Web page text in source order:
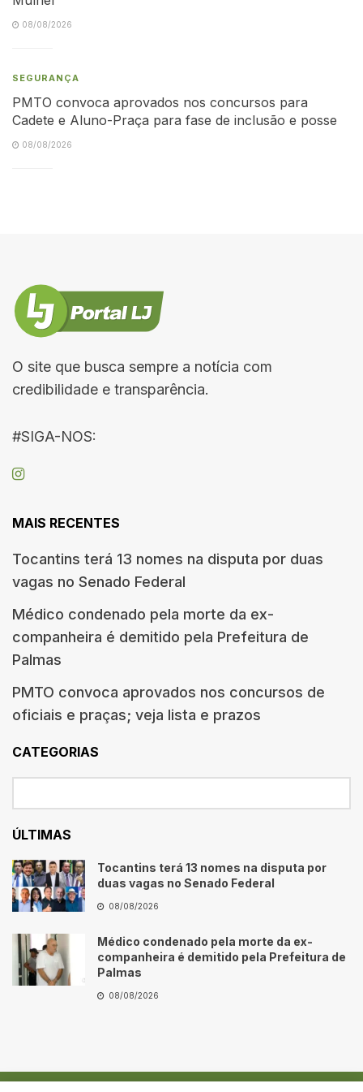
08/08/2026
SEGURANÇA
PMTO convoca aprovados nos concursos para
Cadete e Aluno-Praça para fase de inclusão e posse
08/08/2026
O site que busca sempre a notícia com
credibilidade e transparência.
#SIGA-NOS:
MAIS RECENTES
Tocantins terá 13 nomes na disputa por duas
vagas no Senado Federal
Médico condenado pela morte da ex-
companheira é demitido pela Prefeitura de
Palmas
PMTO convoca aprovados nos concursos de
oficiais e praças; veja lista e prazos
CATEGORIAS
ÚLTIMAS
Tocantins terá 13 nomes na disputa por
duas vagas no Senado Federal
08/08/2026
Médico condenado pela morte da ex-
companheira é demitido pela Prefeitura de
Palmas
08/08/2026